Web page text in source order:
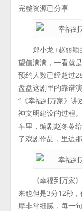
完整资源已分享
郑小龙+赵丽
望值满满，一看就
预约人数已经超过
盘盘这剧里的靠谱
“《幸福到万家》讲
神文明建设的过程
车里，编剧赵冬苓
了戏剧作品，里边
《幸福到万家
来也但是3分12秒
摩非常细腻，每一